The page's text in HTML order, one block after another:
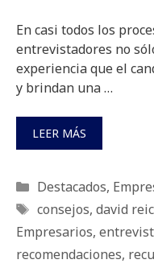
En casi todos los
entrevistadores no
experiencia que el
y brindan una …
LEER MÁS
Categorías
Destacados,
Etiquetas
consejos, david
Empresarios,
recomendaciones,